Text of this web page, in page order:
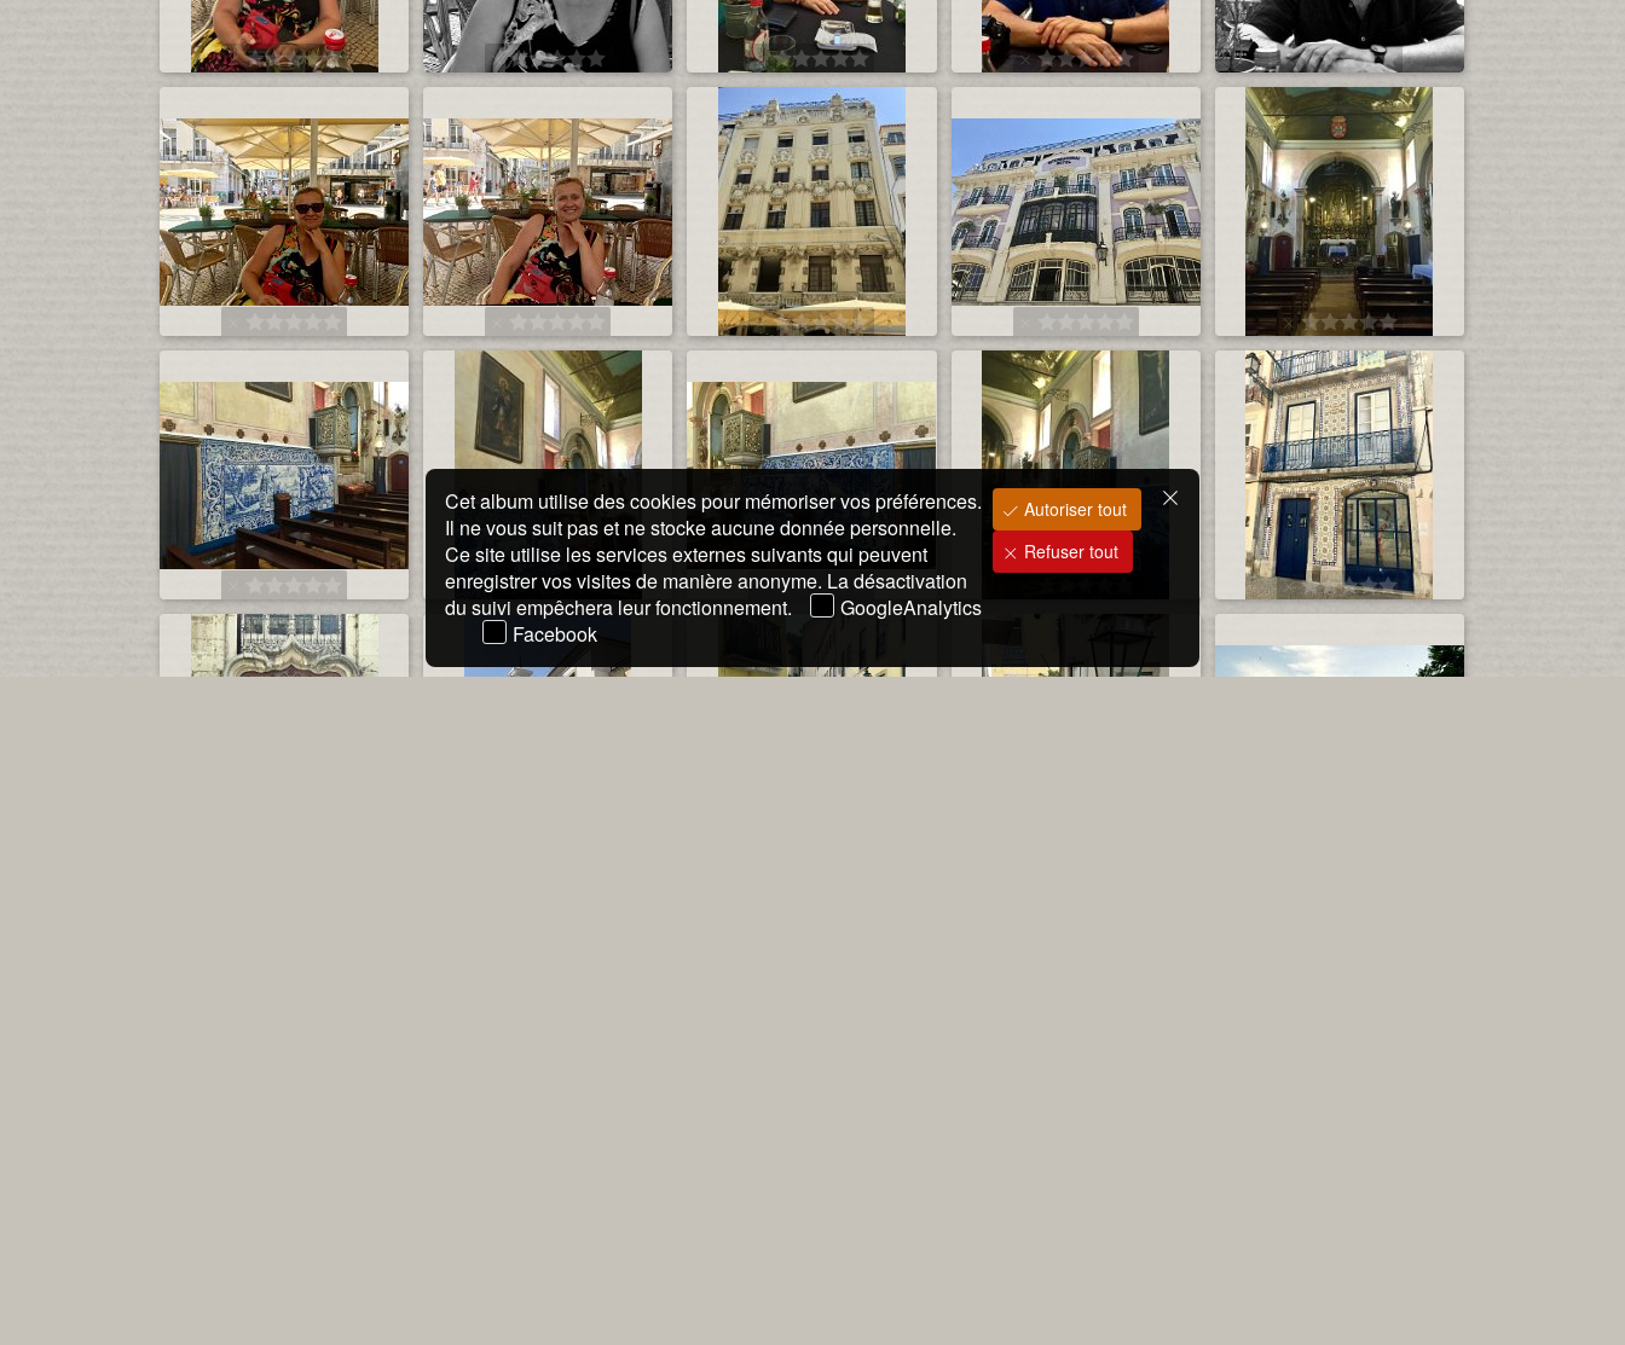
Cet album utilise des cookies pour mémoriser vos préférences.
Il ne vous suit pas et ne stocke aucune donnée personnelle.
Ce site utilise les services externes suivants qui peuvent
enregistrer vos visites de manière anonyme. La désactivation
du suivi empêchera leur fonctionnement.
GoogleAnalytics
Facebook
Autoriser tout
Refuser tout